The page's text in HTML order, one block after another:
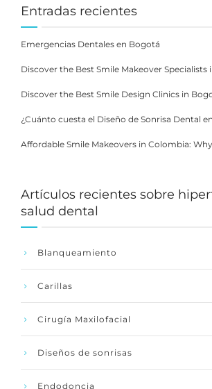
Entradas recientes
Emergencias Dentales en Bogotá
Discover the Best Smile Makeover Specialists
Discover the Best Smile Design Clinics in
¿Cuánto cuesta el Diseño de Sonrisa Dental
Affordable Smile Makeovers in Colombia:
Artículos recientes sobre
salud dental
Blanqueamiento
Carillas
Cirugía Maxilofacial
Diseños de sonrisas
Endodoncia